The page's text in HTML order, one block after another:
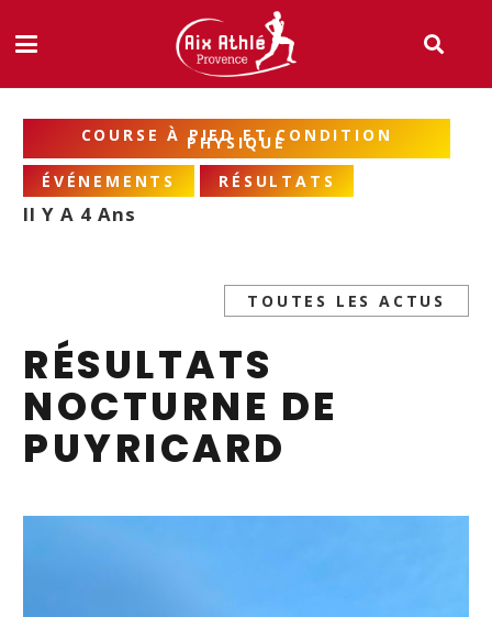
COURSE À PIED ET CONDITION
PHYSIQUE
ÉVÉNEMENTS
RÉSULTATS
Il Y A 4 Ans
TOUTES LES ACTUS
RÉSULTATS
NOCTURNE DE
PUYRICARD